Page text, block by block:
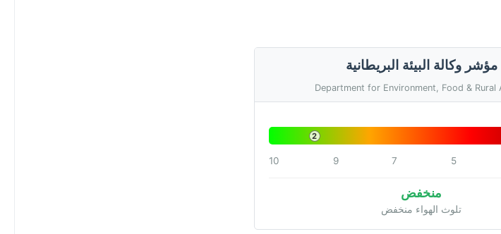
مؤشر وكالة البيئة البريطانية
Department for Environment, Food & Rural
2
5
7
9
10
منخفض
تلوث الهواء منخفض